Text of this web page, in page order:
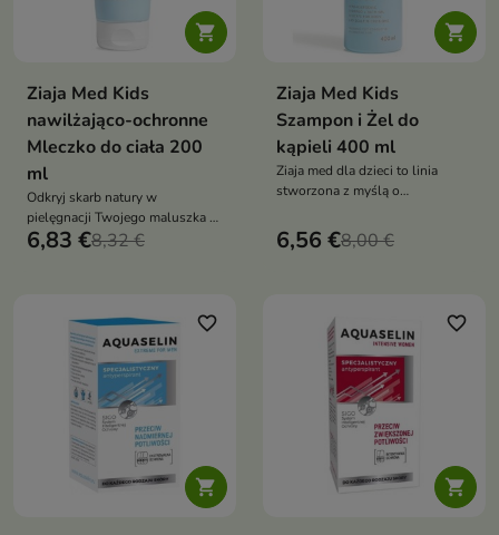

Ziaja Med Kids
nawilżająco-ochronne
Mleczko do ciała 200
ml
Odkryj skarb natury w
pielęgnacji Twojego maluszka z
Ziaja med dla dzieci
6,83 €8,32 €

Ziaja Med Kids
Szampon i Żel do
kąpieli 400 ml
Ziaja med dla dzieci to linia
stworzona z myślą o
kompleksową pielęgnację
delikatnej i wymagającej skóry
6,56 €8,00 €

favorite_border

favorite_border